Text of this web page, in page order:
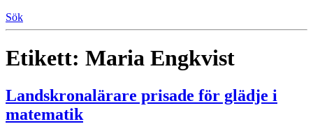
Sök
Etikett: Maria Engkvist
Landskronalärare prisade för glädje i
matematik